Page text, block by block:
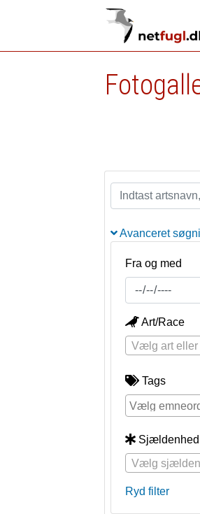
Avanceret
Fra og med
Art/Race
Vælg art eller
Tags
Sjældenhed
Vælg
Ryd filter